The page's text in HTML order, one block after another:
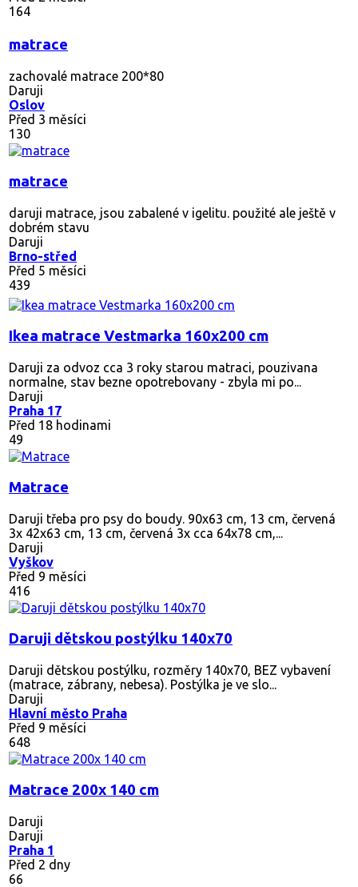
164
matrace
zachovalé matrace 200*80
Daruji
Oslov
Před 3 měsíci
130
matrace
daruji matrace, jsou zabalené v igelitu. použité ale ještě v
dobrém stavu
Daruji
Brno-střed
Před 5 měsíci
439
Ikea matrace Vestmarka 160x200 cm
Daruji za odvoz cca 3 roky starou matraci, pouzivana
normalne, stav bezne opotrebovany - zbyla mi po...
Daruji
Praha 17
Před 18 hodinami
49
Matrace
Daruji třeba pro psy do boudy. 90x63 cm, 13 cm, červená
3x 42x63 cm, 13 cm, červená 3x cca 64x78 cm,...
Daruji
Vyškov
Před 9 měsíci
416
Daruji dětskou postýlku 140x70
Daruji dětskou postýlku, rozměry 140x70, BEZ vybavení
(matrace, zábrany, nebesa). Postýlka je ve slo...
Daruji
Hlavní město Praha
Před 9 měsíci
648
Matrace 200x 140 cm
Daruji
Daruji
Praha 1
Před 2 dny
66